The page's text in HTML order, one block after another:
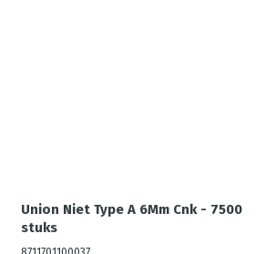
Union Niet Type A 6Mm Cnk - 7500
stuks